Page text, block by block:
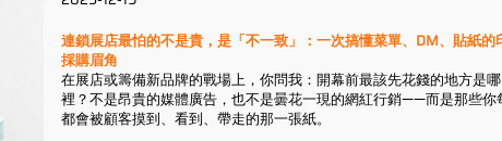
連鎖展店最怕的不是貴，是「不一致」：一次搞懂菜單、DM、貼紙的
採購眉角
在展店或籌備新品牌的戰場上，你問我：開幕前最該先花錢的地方是哪
裡？不是昂貴的媒體廣告，也不是曇花一現的網紅行銷——而是那些你
都會被顧客摸到、看到、帶走的那一張紙。